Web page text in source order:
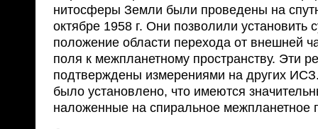
нитосферы Земли были проведены на
октябре 1958 г. Они позволили установить
положение области перехода от внешней
поля к межпланетному пространству. Эти
подтверждены измерениями на других
было установлено, что имеются
наложенные на спиральное межпланетное